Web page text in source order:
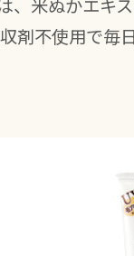
米ぬかエキ
剤不使用で毎